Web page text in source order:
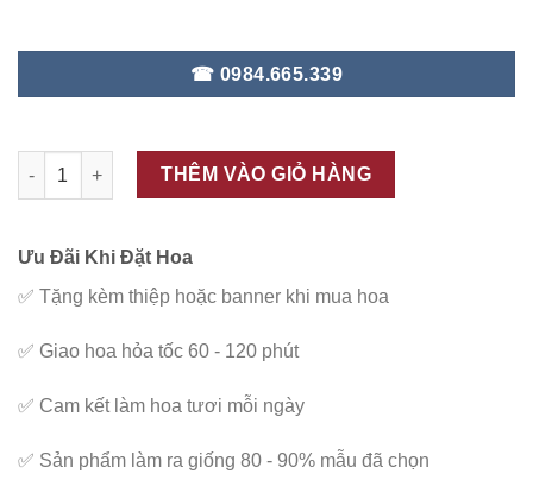
☎ 0984.665.339
ĐC - G78 số lượng
THÊM VÀO GIỎ HÀNG
Ưu Đãi Khi Đặt Hoa
✅ Tặng kèm thiệp hoặc banner khi mua hoa
✅ Giao hoa hỏa tốc 60 - 120 phút
✅ Cam kết làm hoa tươi mỗi ngày
✅ Sản phẩm làm ra giống 80 - 90% mẫu đã chọn